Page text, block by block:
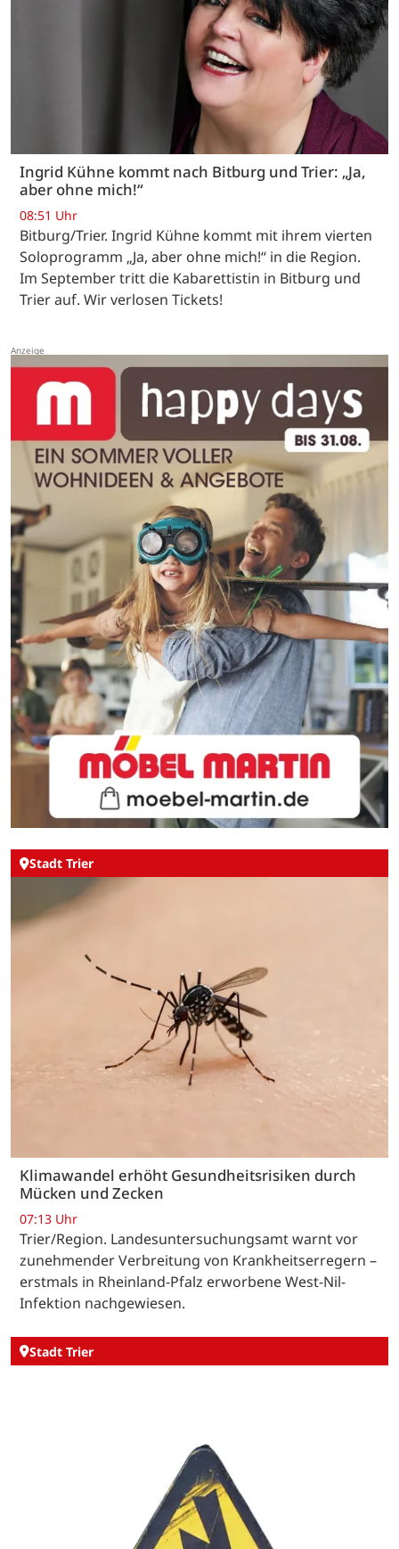
Ingrid Kühne kommt nach Bitburg und Trier: „Ja,
aber ohne mich!“
08:51 Uhr
Bitburg/Trier. Ingrid Kühne kommt mit ihrem vierten
Soloprogramm „Ja, aber ohne mich!“ in die Region.
Im September tritt die Kabarettistin in Bitburg und
Trier auf. Wir verlosen Tickets!
Stadt Trier
Klimawandel erhöht Gesundheitsrisiken durch
Mücken und Zecken
07:13 Uhr
Trier/Region. Landesuntersuchungsamt warnt vor
zunehmender Verbreitung von Krankheitserregern –
erstmals in Rheinland-Pfalz erworbene West-Nil-
Infektion nachgewiesen.
Stadt Trier